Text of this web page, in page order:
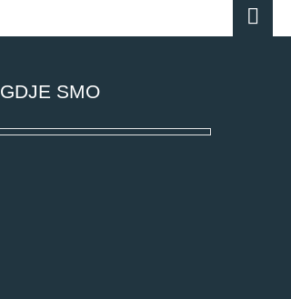
GDJE SMO